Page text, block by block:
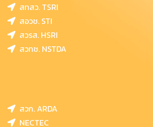
สทสว. TSRI
สอวช. STI
สวรส. HSRI
สวทช. NSTDA
สวก. ARDA
NECTEC